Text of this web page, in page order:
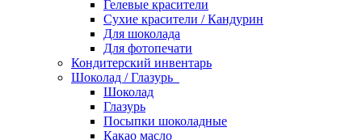
Гелевые красители
Сухие красители / Кандурин
Для шоколада
Для фотопечати
Кондитерский инвентарь
Шоколад / Глазурь
Шоколад
Глазурь
Посыпки шоколадные
Какао масло